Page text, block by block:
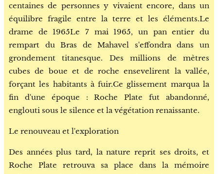
centaines de personnes y vivaient encore, dans un
équilibre fragile entre la terre et les éléments.Le
drame de 1965Le 7 mai 1965, un pan entier du
rempart du Bras de Mahavel s'effondra dans un
grondement titanesque. Des millions de mètres
cubes de boue et de roche ensevelirent la vallée,
forçant les habitants à fuir.Ce glissement marqua la
fin d'une époque : Roche Plate fut abandonné,
englouti sous le silence et la végétation renaissante.
Le renouveau et l'exploration
Des années plus tard, la nature reprit ses droits, et
Roche Plate retrouva sa place dans la mémoire